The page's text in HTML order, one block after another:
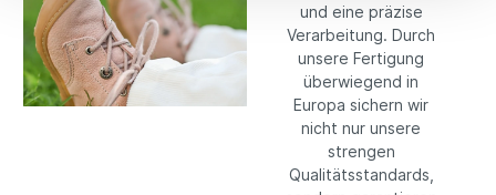
und eine präzise
Verarbeitung. Durch
unsere Fertigung
überwiegend in
Europa sichern wir
nicht nur unsere
strengen
Qualitätsstandards,